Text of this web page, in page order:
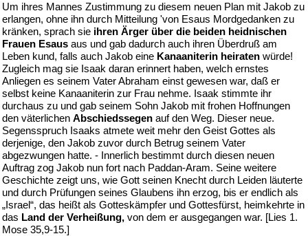
Um ihres Mannes Zustimmung zu diesem neuen Plan mit Jakob zu
erlangen, ohne ihn durch Mitteilung 'von Esaus Mordgedanken zu
kränken, sprach sie ihren Ärger über die beiden heidnischen
Frauen Esaus aus und gab dadurch auch ihren Überdruß am
Leben kund, falls auch Jakob eine Kanaaniterin heiraten würde!
Zugleich mag sie Isaak daran erinnert haben, welch ernstes
Anliegen es seinem Vater Abraham einst gewesen war, daß er
selbst keine Kanaaniterin zur Frau nehme. Isaak stimmte ihr
durchaus zu und gab seinem Sohn Jakob mit frohen Hoffnungen
den väterlichen Abschiedssegen auf den Weg. Dieser neue.
Segensspruch Isaaks atmete weit mehr den Geist Gottes als
derjenige, den Jakob zuvor durch Betrug seinem Vater
abgezwungen hatte. - Innerlich bestimmt durch diesen neuen
Auftrag zog Jakob nun fort nach Paddan-Aram. Seine weitere
Geschichte zeigt uns, wie Gott seinen Knecht durch Leiden läuterte
und durch Prüfungen seines Glaubens ihn erzog, bis er endlich als
„Israel“, das heißt als Gotteskämpfer und Gottesfürst, heimkehrte in
das Land der Verheißung, von dem er ausgegangen war. [Lies 1.
Mose 35,9-15.]